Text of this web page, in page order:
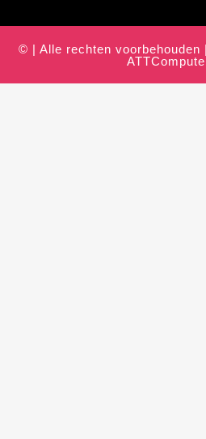
© | Alle rechten voorbehouden